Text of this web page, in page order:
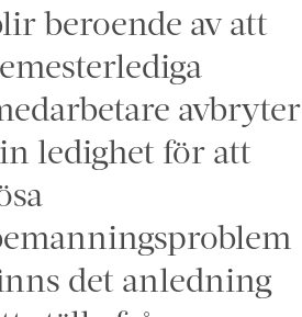
beroende av att
avbryter
ledighet för att
det anledning